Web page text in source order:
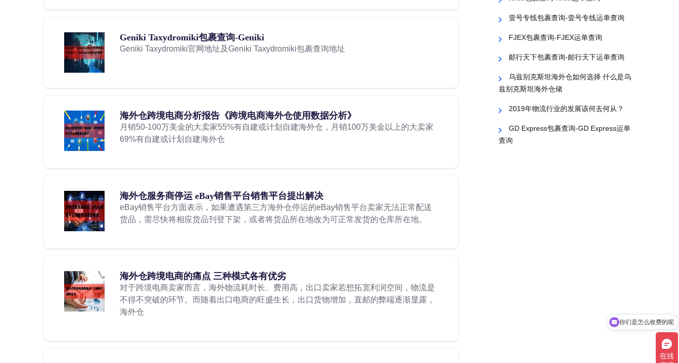
Geniki Taxydromiki包裹查询-Geniki
Geniki Taxydromiki官网地址及Geniki Taxydromiki包裹查询地址
海外仓跨境电商分析报告《跨境电商海外仓使用数据分析》
月销50-100万美金的大卖家55%有自建或计划自建海外仓，月销100万美金以上的大卖家
69%有自建或计划自建海外仓
海外仓服务商停运 eBay销售平台销售平台提出解决
eBay销售平台方面表示，如果遭遇第三方海外仓停运的eBay销售平台卖家无法正常配送
货品，需尽快将相应货品刊登下架，或者将货品所在地改为可正常发货的仓库所在地。
海外仓跨境电商的痛点 三种模式各有优劣
对于跨境电商卖家而言，海外物流耗时长、费用高，出口卖家若想拓宽利润空间，物流是
不得不突破的环节。而随着出口电商的旺盛生长，出口货物增加，直邮的弊端逐渐显露，
海外仓
壹号专线包裹查询-壹号专线运单查询
FJEX包裹查询-FJEX运单查询
邮行天下包裹查询-邮行天下运单查询
乌兹别克斯坦海外仓如何选择 什么是乌
兹别克斯坦海外仓储
2019年物流行业的发展该何去何从？
GD Express包裹查询-GD Express运单
查询
你们是怎么收费的呢